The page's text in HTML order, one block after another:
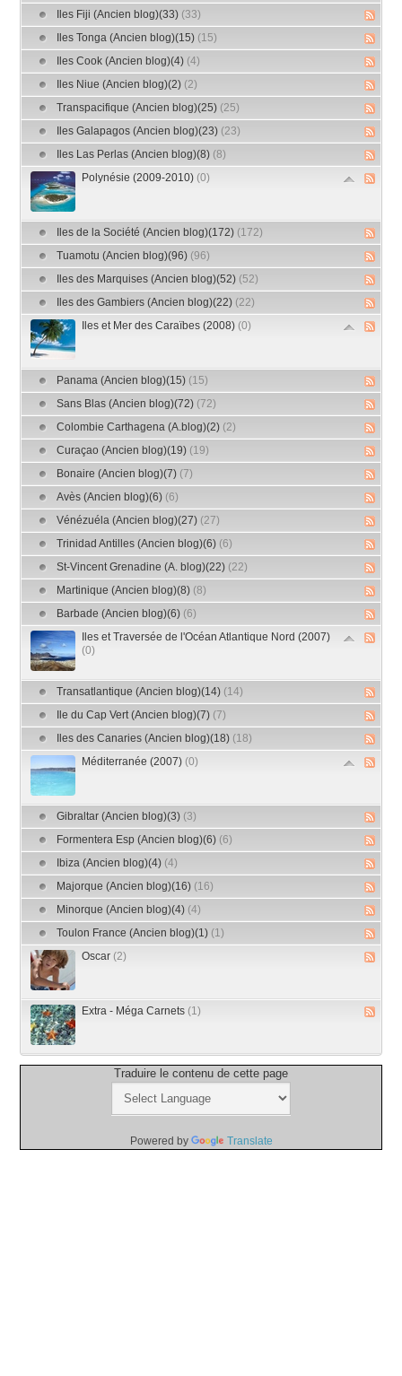
Iles Fiji (Ancien blog)(33) (33)
Iles Tonga (Ancien blog)(15) (15)
Iles Cook (Ancien blog)(4) (4)
Iles Niue (Ancien blog)(2) (2)
Transpacifique (Ancien blog)(25) (25)
Iles Galapagos (Ancien blog)(23) (23)
Iles Las Perlas (Ancien blog)(8) (8)
Polynésie (2009-2010) (0)
Iles de la Société (Ancien blog)(172) (172)
Tuamotu (Ancien blog)(96) (96)
Iles des Marquises (Ancien blog)(52) (52)
Iles des Gambiers (Ancien blog)(22) (22)
Iles et Mer des Caraïbes (2008) (0)
Panama (Ancien blog)(15) (15)
Sans Blas (Ancien blog)(72) (72)
Colombie Carthagena (A.blog)(2) (2)
Curaçao (Ancien blog)(19) (19)
Bonaire (Ancien blog)(7) (7)
Avès (Ancien blog)(6) (6)
Vénézuéla (Ancien blog)(27) (27)
Trinidad Antilles (Ancien blog)(6) (6)
St-Vincent Grenadine (A. blog)(22) (22)
Martinique (Ancien blog)(8) (8)
Barbade (Ancien blog)(6) (6)
Iles et Traversée de l'Océan Atlantique Nord (2007)
(0)
Transatlantique (Ancien blog)(14) (14)
Ile du Cap Vert (Ancien blog)(7) (7)
Iles des Canaries (Ancien blog)(18) (18)
Méditerranée (2007) (0)
Gibraltar (Ancien blog)(3) (3)
Formentera Esp (Ancien blog)(6) (6)
Ibiza (Ancien blog)(4) (4)
Majorque (Ancien blog)(16) (16)
Minorque (Ancien blog)(4) (4)
Toulon France (Ancien blog)(1) (1)
Oscar (2)
Extra - Méga Carnets (1)
Traduire le contenu de cette page
Powered by Translate